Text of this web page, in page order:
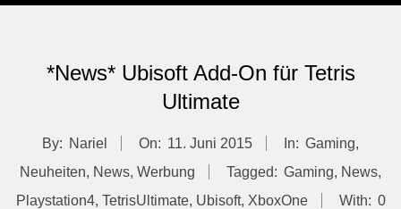
Menu*News* Ubisoft Add-On für Tetris
Ultimate
By: Nariel On: 11. Juni 2015 In: Gaming,
Neuheiten, News, Werbung Tagged: Gaming, News,
Playstation4, TetrisUltimate, Ubisoft, XboxOne With: 0